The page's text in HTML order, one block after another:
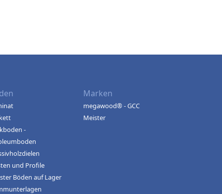
-
und Profile
Böden auf Lager
Marken
megawood® - GCC
Meister